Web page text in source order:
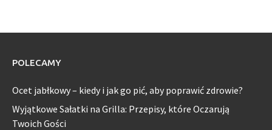
POLECAMY
Ocet jabłkowy – kiedy i jak go pić, aby poprawić zdrowie?
Wyjątkowe Sałatki na Grilla: Przepisy, które Oczarują
Twoich Gości